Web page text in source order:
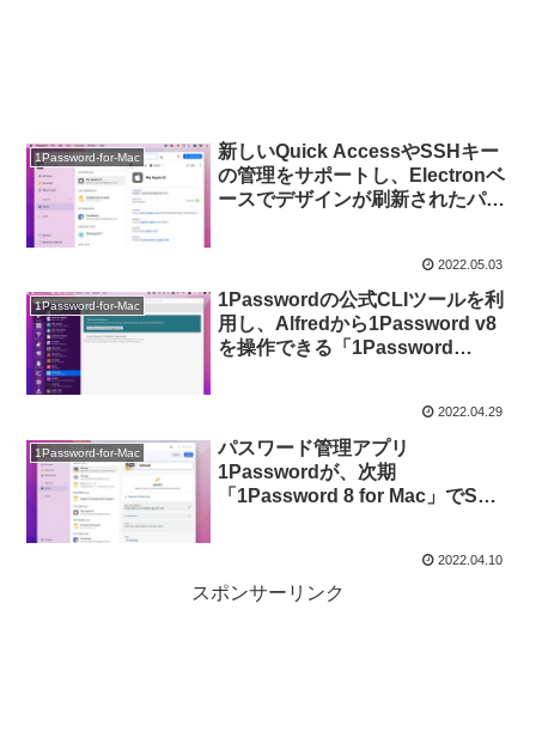
1Password-for-Mac
新しいQuick AccessやSSHキー
の管理をサポートし、Electronベ
ースでデザインが刷新されたパス
2022.05.03
1Password-for-Mac
1Passwordの公式CLIツールを利
用し、Alfredから1Password v8
を操作できる「1Password
2022.04.29
1Password-for-Mac
パスワード管理アプリ
1Passwordが、次期
「1Password 8 for Mac」でSSH
2022.04.10
スポンサーリンク